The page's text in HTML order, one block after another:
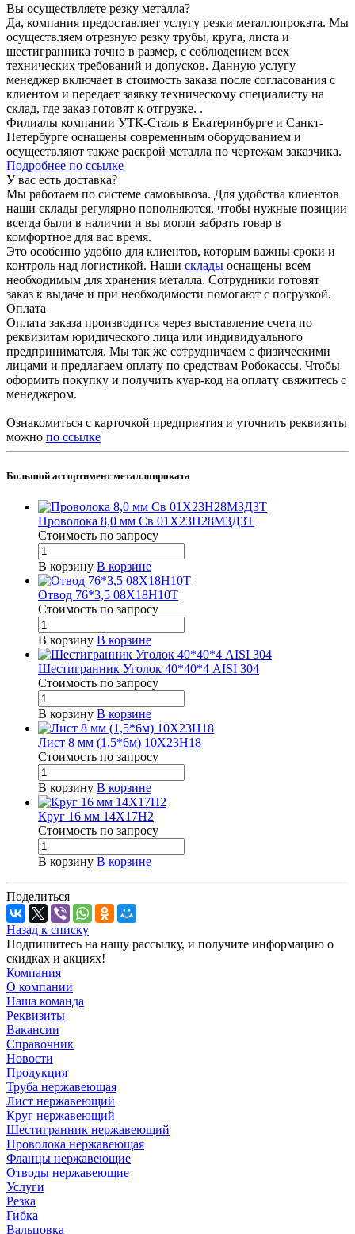
Вы осуществляете резку металла?
Да, компания предоставляет услугу резки металлопроката. Мы
осуществляем отрезную резку трубы, круга, листа и
шестигранника точно в размер, с соблюдением всех
технических требований и допусков. Данную услугу
менеджер включает в стоимость заказа после согласования с
клиентом и передает заявку техническому специалисту на
склад, где заказ готовят к отгрузке. .
Филиалы компании УТК-Сталь в Екатеринбурге и Санкт-
Петербурге оснащены современным оборудованием и
осуществляют также раскрой металла по чертежам заказчика.
Подробнее по ссылке
У вас есть доставка?
Мы работаем по системе самовывоза. Для удобства клиентов
наши склады регулярно пополняются, чтобы нужные позиции
всегда были в наличии и вы могли забрать товар в
комфортное для вас время.
Это особенно удобно для клиентов, которым важны сроки и
контроль над логистикой. Наши склады оснащены всем
необходимым для хранения металла. Сотрудники готовят
заказ к выдаче и при необходимости помогают с погрузкой.
Оплата
Оплата заказа производится через выставление счета по
реквизитам юридического лица или индивидуального
предпринимателя. Мы так же сотрудничаем с физическими
лицами и предлагаем оплату по средствам Робокассы. Чтобы
оформить покупку и получить куар-код на оплату свяжитесь с
менеджером.
Ознакомиться с карточкой предприятия и уточнить реквизиты
можно по ссылке
Большой ассортимент металлопроката
Проволока 8,0 мм Св 01Х23Н28М3Д3Т
Стоимость по запросу
В корзину В корзине
Отвод 76*3,5 08Х18Н10Т
Стоимость по запросу
В корзину В корзине
Шестигранник Уголок 40*40*4 AISI 304
Стоимость по запросу
В корзину В корзине
Лист 8 мм (1,5*6м) 10Х23Н18
Стоимость по запросу
В корзину В корзине
Круг 16 мм 14Х17Н2
Стоимость по запросу
В корзину В корзине
Поделиться
Назад к списку
Подпишитесь на нашу рассылку, и получите информацию о
скидках и акциях!
Компания
О компании
Наша команда
Реквизиты
Вакансии
Справочник
Новости
Продукция
Труба нержавеющая
Лист нержавеющий
Круг нержавеющий
Шестигранник нержавеющий
Проволока нержавеющая
Фланцы нержавеющие
Отводы нержавеющие
Услуги
Резка
Гибка
Вальцовка